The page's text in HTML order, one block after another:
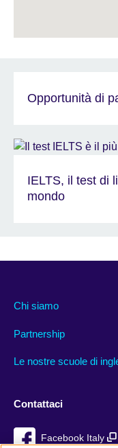
Opportunità di
IELTS, il test di
mondo
Chi siamo
Partnership
Le nostre scuole di
Contattaci
Facebook Italy